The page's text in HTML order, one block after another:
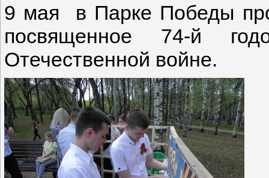
9 мая в Парке Победы
посвященное 74-й
Отечественной войне.